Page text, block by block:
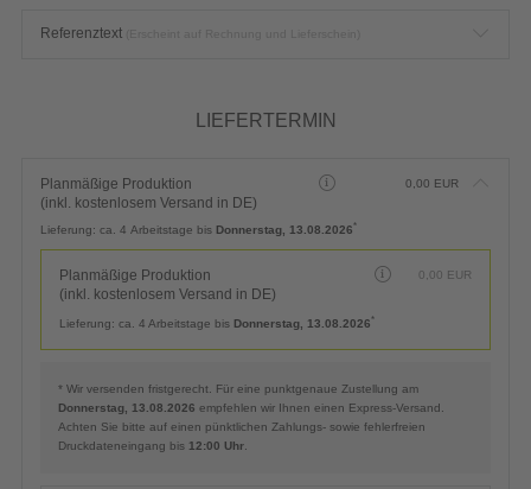
Referenztext
LIEFERTERMIN
Planmäßige Produktion
(inkl. kostenlosem Versand in DE)
0,00 EUR
Lieferung: ca. 4 Arbeitstage bis Donnerstag, 13.08.2026*
Planmäßige Produktion
(inkl. kostenlosem Versand in DE)
0,00 EUR
Lieferung: ca. 4 Arbeitstage bis Donnerstag, 13.08.2026*
* Wir versenden fristgerecht. Für eine punktgenaue Zustellung am
Donnerstag, 13.08.2026 empfehlen wir Ihnen einen Express-Versand.
Achten Sie bitte auf einen pünktlichen Zahlungs- sowie fehlerfreien
Druckdateneingang bis 12:00 Uhr